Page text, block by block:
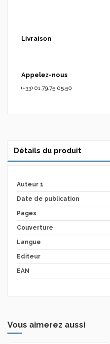
Livraison
Appelez-nous
(+33) 01.79.75.05.50
Détails du produit
Auteur 1
Date de publication
Pages
Couverture
Langue
Editeur
EAN
Vous aimerez aussi